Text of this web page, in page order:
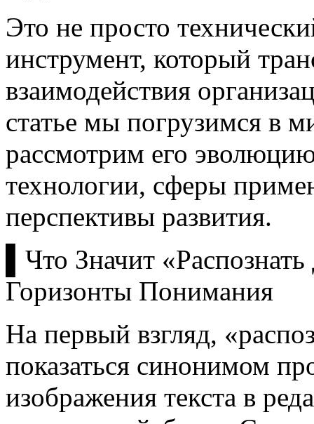
Это не просто
инструмент, который
взаимодействия
статье мы погрузимся в
рассмотрим его
технологии, сферы
перспективы развития.
▌Что Значит
Горизонты Понимания
На первый взгляд,
показаться синонимом
изображения текста в